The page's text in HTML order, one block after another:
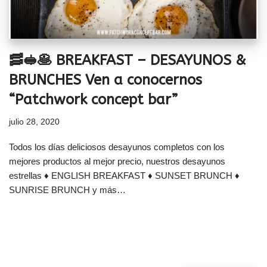
🥓🥪🥞 BREAKFAST – DESAYUNOS &
BRUNCHES Ven a conocernos
“Patchwork concept bar”
julio 28, 2020
Todos los días deliciosos desayunos completos con los
mejores productos al mejor precio, nuestros desayunos
estrellas ♦ ENGLISH BREAKFAST ♦ SUNSET BRUNCH ♦
SUNRISE BRUNCH y más…